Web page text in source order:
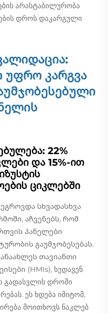
არასტაბილურობა
დროს დაკარგული
კარგვა
22%
და 15%-ით
ციკლებში
სხვადასხვა
აჩვენებს, რომ
პანელები
გაუმჯობესებას.
თავიანთი
(HMIs), ხედავენ
გადასვლის დროში
ეს ხდება იმიტომ,
მოითხოვს ნაკლებ